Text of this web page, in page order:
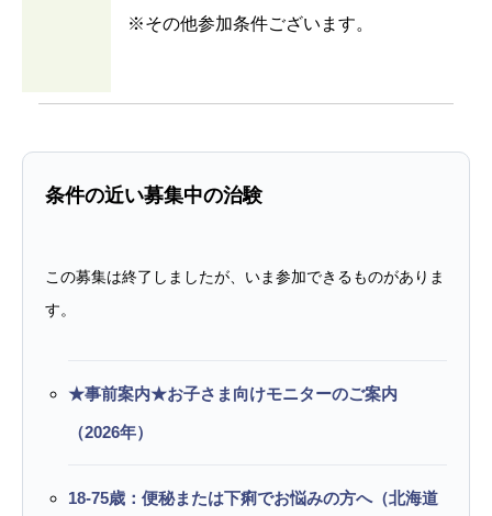
※その他参加条件ございます。
条件の近い募集中の治験
この募集は終了しましたが、いま参加できるものがありま
す。
★事前案内★お子さま向けモニターのご案内
（2026年）
18-75歳：便秘または下痢でお悩みの方へ（北海道